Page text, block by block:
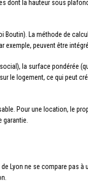
dont la hauteur sous
Boutin). La méthode de
peuvent être
la surface pondérée
le logement, ce qui peut
Pour une location, le
Lyon ne se compare pas à